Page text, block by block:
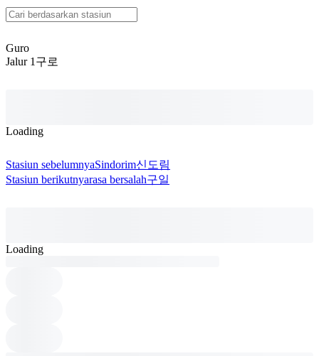
Guro
Jalur 1 구로
Loading
Stasiun sebelumnyaSindorim신도림
Stasiun berikutnyarasa bersalah구일
Loading